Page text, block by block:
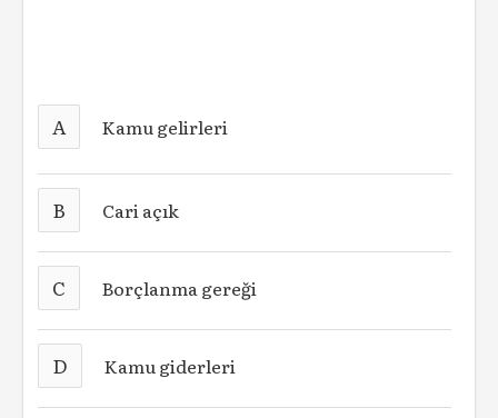
A Kamu gelirleri
B Cari açık
C Borçlanma gereği
D Kamu giderleri